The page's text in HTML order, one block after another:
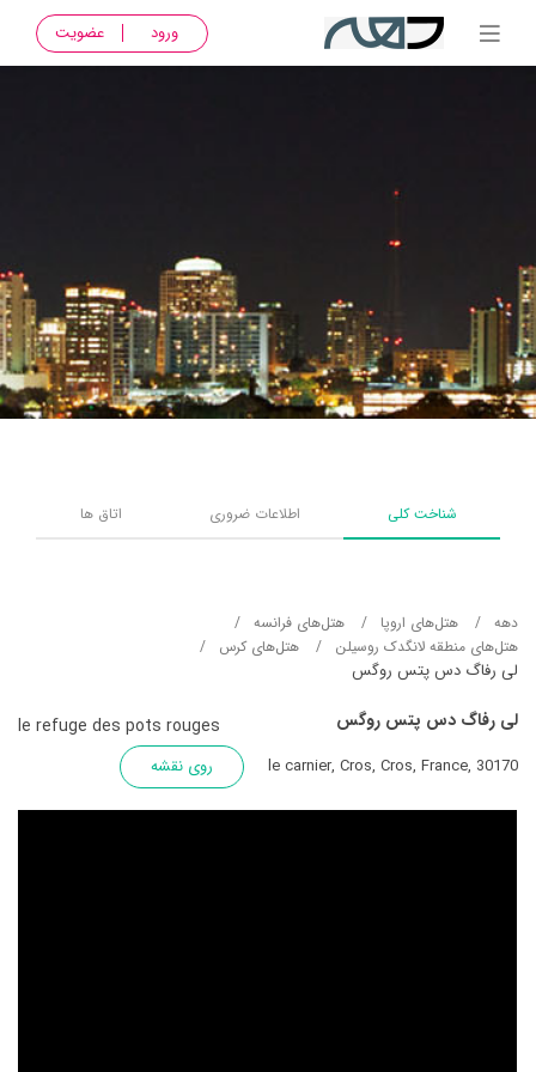
ورود عضویت
شناخت کلی اطلاعات ضروری اتاق ها
دهه هتل‌های اروپا
هتل‌های فرانسه
هتل‌های منطقه لانگدک روسیلن
هتل‌های کرس
لی رفاگ دس پتس روگس
لی رفاگ دس پتس روگس le refuge des pots rouges
le carnier, Cros, Cros, France, 30170 روی نقشه